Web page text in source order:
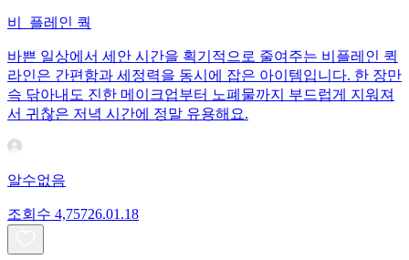
비_플레인 쿽
바쁜 일상에서 세안 시간을 획기적으로 줄여주는 비플레인 퀵
라인은 간편함과 세정력을 동시에 잡은 아이템입니다. 한 장만
슥 닦아내도 진한 메이크업부터 노폐물까지 부드럽게 지워져
서 귀찮은 저녁 시간에 정말 유용해요.
알수없음
조회수 4,75726.01.18